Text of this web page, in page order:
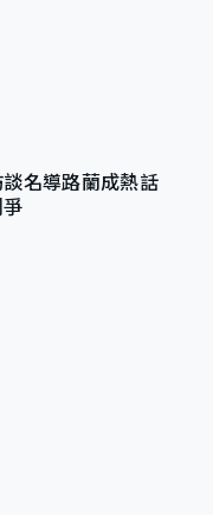
談名導路蘭成熱話